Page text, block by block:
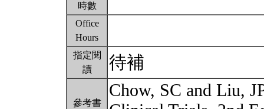
時數
Office
Hours
指定閱
讀
待補
參考書
Chow, SC and Liu,